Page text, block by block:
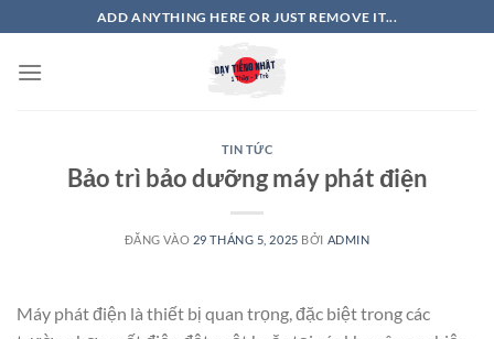
qua
nội
ADD ANYTHING HERE OR JUST REMOVE IT...
TIN TỨC
Bảo trì bảo dưỡng máy phát điện
ĐĂNG VÀO 29 THÁNG 5, 2025 BỞI ADMIN
Máy phát điện là thiết bị quan trọng, đặc biệt trong các